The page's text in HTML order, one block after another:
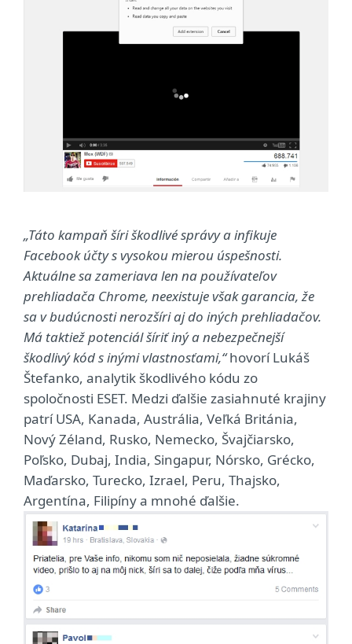
„Táto kampaň šíri škodlivé správy a infikuje
Facebook účty s vysokou mierou úspešnosti.
Aktuálne sa zameriava len na používateľov
prehliadača Chrome, neexistuje však garancia, že
sa v budúcnosti nerozšíri aj do iných prehliadačov.
Má taktiež potenciál šíriť iný a nebezpečnejší
škodlivý kód s inými vlastnosťami,“hovorí Lukáš
Štefanko, analytik škodlivého kódu zo
spoločnosti ESET. Medzi ďalšie zasiahnuté krajiny
patrí USA, Kanada, Austrália, Veľká Británia,
Nový Zéland, Rusko, Nemecko, Švajčiarsko,
Poľsko, Dubaj, India, Singapur, Nórsko, Grécko,
Maďarsko, Turecko, Izrael, Peru, Thajsko,
Argentína, Filipíny a mnohé ďalšie.